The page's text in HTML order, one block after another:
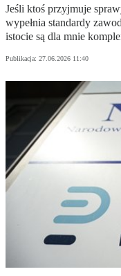
Jeśli ktoś przyjmuje
wypełnia standardy
istocie są dla mnie
Publikacja: 27.06.2026 11:40